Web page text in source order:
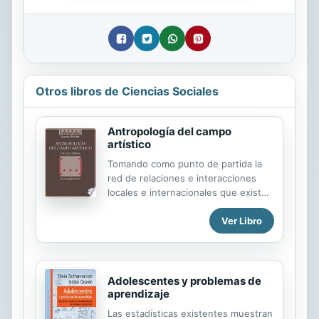
Otros libros de Ciencias Sociales
Antropología del campo
artístico
Tomando como punto de partida la
red de relaciones e interacciones
locales e internacionales que existe
entre los agentes sociales que
actúan en el campo artístico, este
libro articula tres fenómenos que
colonial y de un presente que se
podría caracterizar como neo-
colonial. El primero concierne al en
su día denominado arte primitivo y a
Ver Libro
Adolescentes y problemas de
aprendizaje
Las estadísticas existentes muestran